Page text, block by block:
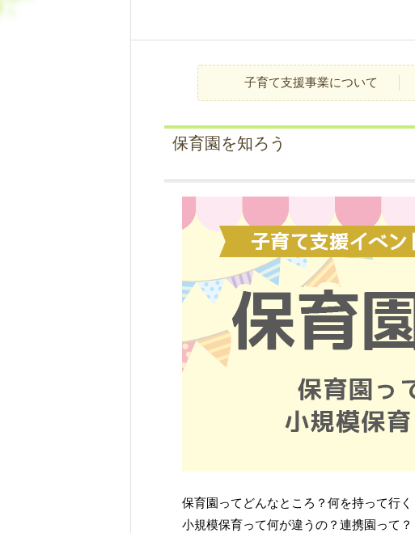
子育て支援事業について
保育園を知ろう
保育園ってどんなところ？何を持って行
小規模保育って何が違うの？連携園って？